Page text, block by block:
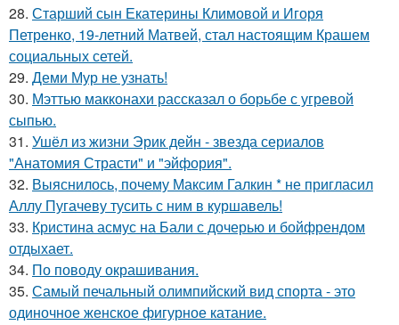
28. Старший сын Екатерины Климовой и Игоря
Петренко, 19-летний Матвей, стал настоящим Крашем
социальных сетей.
29. Деми Мур не узнать!
30. Мэттью макконахи рассказал о борьбе с угревой
сыпью.
31. Ушёл из жизни Эрик дейн - звезда сериалов
"Анатомия Страсти" и "эйфория".
32. Выяснилось, почему Максим Галкин * не пригласил
Аллу Пугачеву тусить с ним в куршавель!
33. Кристина асмус на Бали с дочерью и бойфрендом
отдыхает.
34. По поводу окрашивания.
35. Самый печальный олимпийский вид спорта - это
одиночное женское фигурное катание.